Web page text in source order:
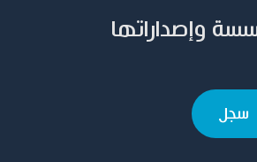
وإصداراتها